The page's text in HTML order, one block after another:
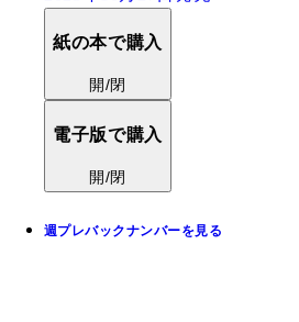
紙の本で購入
開/閉
電子版で購入
開/閉
週プレバックナンバーを見る